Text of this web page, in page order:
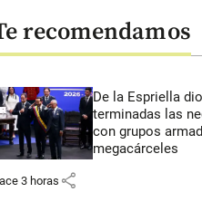
recomendamos
De la Espriella
terminadas las
con grupos
megacárceles
3 horas share